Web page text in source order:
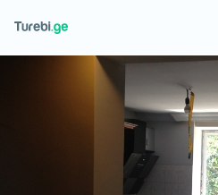
მოითხოვე